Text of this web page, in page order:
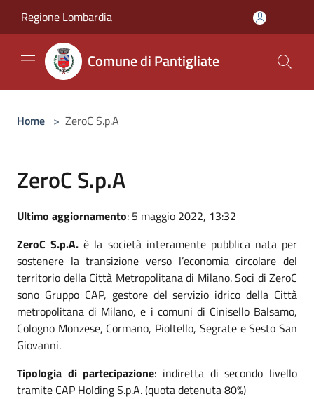
Regione Lombardia
Comune di Pantigliate
Home > ZeroC S.p.A
ZeroC S.p.A
Ultimo aggiornamento: 5 maggio 2022, 13:32
ZeroC S.p.A. è la società interamente pubblica nata per
sostenere la transizione verso l’economia circolare del
territorio della Città Metropolitana di Milano. Soci di ZeroC
sono Gruppo CAP, gestore del servizio idrico della Città
metropolitana di Milano, e i comuni di Cinisello Balsamo,
Cologno Monzese, Cormano, Pioltello, Segrate e Sesto San
Giovanni.
Tipologia di partecipazione: indiretta di secondo livello
tramite CAP Holding S.p.A. (quota detenuta 80%)